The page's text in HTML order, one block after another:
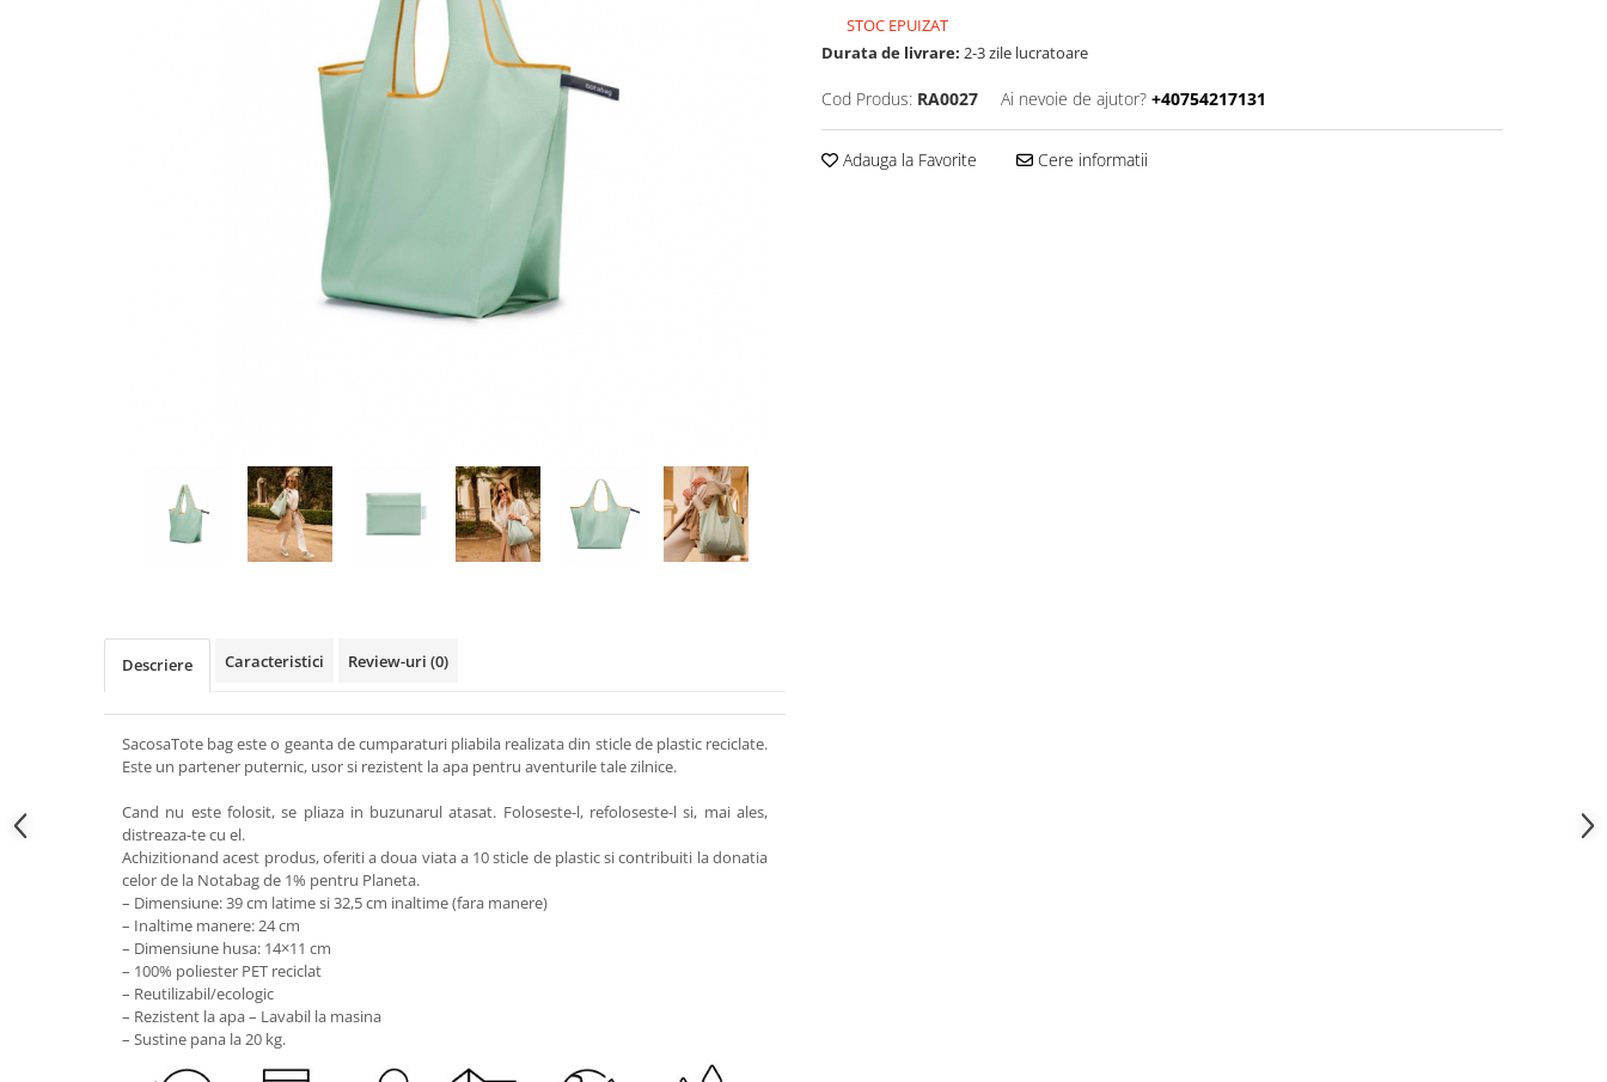
STOC EPUIZAT
Durata de livrare: 2-3 zile lucratoare
Cod Produs: RA0027 Ai nevoie de ajutor? +40754217131
Adauga la Favorite Cere informatii
Descriere Caracteristici Review-uri (0)
SacosaTote bag este o geanta de cumparaturi pliabila realizata din sticle de plastic reciclate.
Este un partener puternic, usor si rezistent la apa pentru aventurile tale zilnice.
Cand nu este folosit, se pliaza in buzunarul atasat. Foloseste-l, refoloseste-l si, mai ales,
distreaza-te cu el.
Achizitionand acest produs, oferiti a doua viata a 10 sticle de plastic si contribuiti la donatia
celor de la Notabag de 1% pentru Planeta.
– Dimensiune: 39 cm latime si 32,5 cm inaltime (fara manere)
– Inaltime manere: 24 cm
– Dimensiune husa: 14×11 cm
– 100% poliester PET reciclat
– Reutilizabil/ecologic
– Rezistent la apa – Lavabil la masina
– Sustine pana la 20 kg.